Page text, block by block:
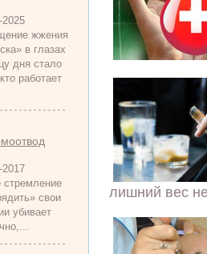
2025
жжения
в глазах
дня стало
работает
2017
стремление
свои
убивает
лишний вес